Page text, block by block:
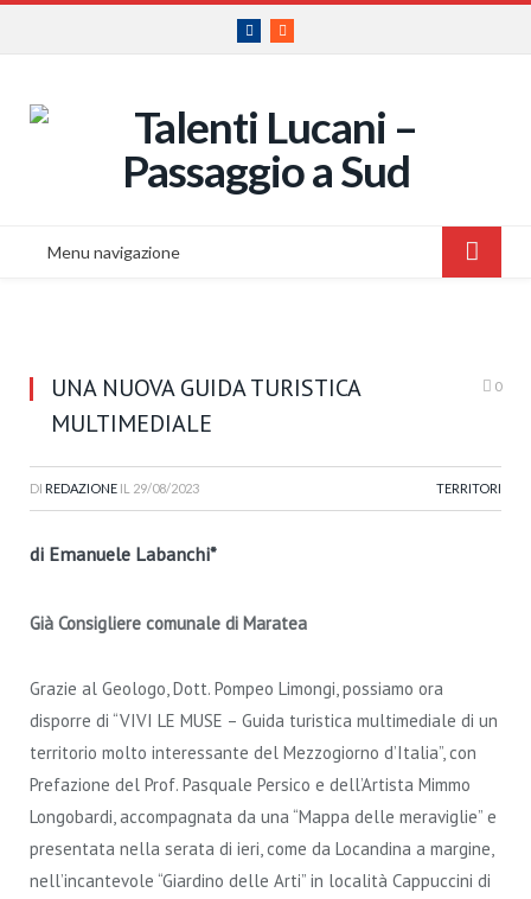
Facebook
RSS
Menu navigazione
UNA NUOVA GUIDA TURISTICA
MULTIMEDIALE
0
DI REDAZIONE IL 29/08/2023 TERRITORI
di Emanuele Labanchi*
Già Consigliere comunale di Maratea
Grazie al Geologo, Dott. Pompeo Limongi, possiamo ora
disporre di “VIVI LE MUSE – Guida turistica multimediale di un
territorio molto interessante del Mezzogiorno d’Italia”, con
Prefazione del Prof. Pasquale Persico e dell’Artista Mimmo
Longobardi, accompagnata da una “Mappa delle meraviglie” e
presentata nella serata di ieri, come da Locandina a margine,
nell’incantevole “Giardino delle Arti” in località Cappuccini di